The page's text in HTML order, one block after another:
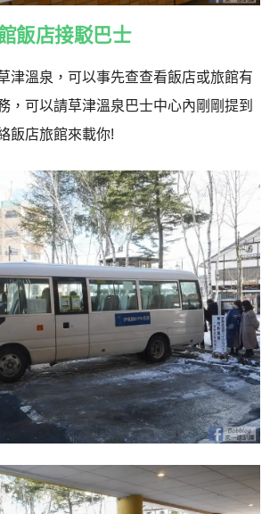
飯店接駁巴士
津溫泉，可以事先查查看飯店或旅館有
，可以請草津溫泉巴士中心內剛剛提到
飯店旅館來載你!